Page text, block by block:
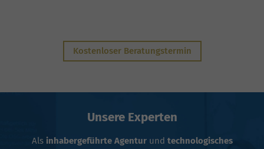
Kostenloser Beratungstermin
Unsere Experten
Alsinhabergeführte Agenturund technologisches